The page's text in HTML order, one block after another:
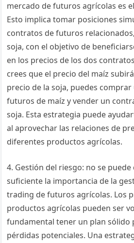
mercado de futuros agrícolas es
Esto implica tomar posiciones
contratos de futuros
soja, con el objetivo de
en los precios de los dos
crees que el precio del maíz
precio de la soja, puedes
futuros de maíz y vender un
soja. Esta estrategia puede
al aprovechar las relaciones de
diferentes productos agrícolas.
4. Gestión del riesgo: no se
suficiente la importancia de la
trading de futuros agrícolas. Los
productos agrícolas pueden ser
fundamental tener un plan sólido
pérdidas potenciales. Una